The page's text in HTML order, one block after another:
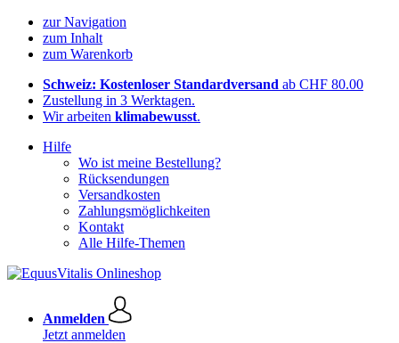
zur Navigation
zum Inhalt
zum Warenkorb
Schweiz: Kostenloser Standardversand ab CHF 80.00
Zustellung in 3 Werktagen.
Wir arbeiten klimabewusst.
Hilfe
Wo ist meine Bestellung?
Rücksendungen
Versandkosten
Zahlungsmöglichkeiten
Kontakt
Alle Hilfe-Themen
Anmelden
Jetzt anmelden